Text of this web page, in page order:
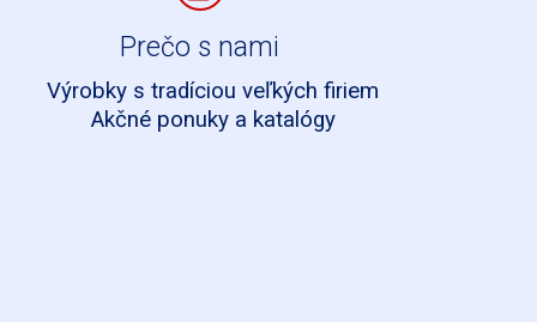
Prečo s nami
Výrobky s tradíciou veľkých firiem
Akčné ponuky a katalógy